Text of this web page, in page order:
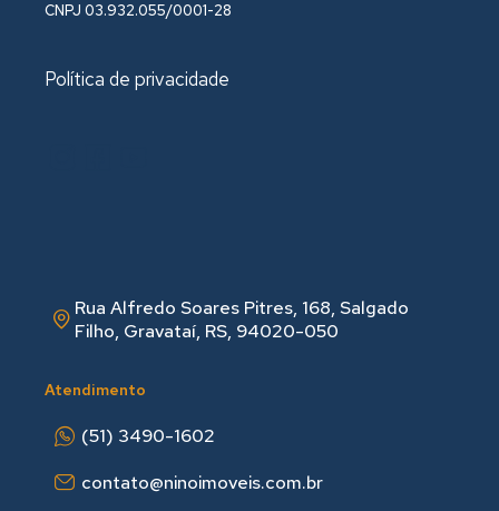
CNPJ 03.932.055/0001-28
Política de privacidade
Rua Alfredo Soares Pitres, 168, Salgado
Filho, Gravataí, RS, 94020-050
Atendimento
(51) 3490-1602
contato@ninoimoveis.com.br